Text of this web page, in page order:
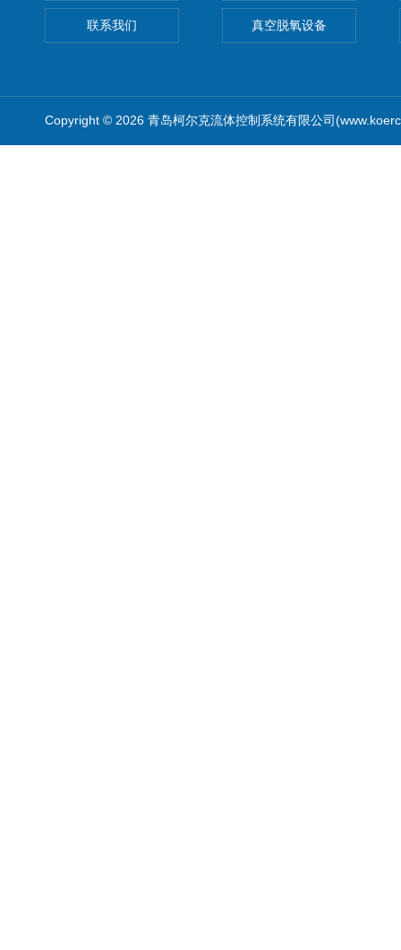
联系我们 真空脱氧设备
Copyright © 2026 青岛柯尔克流体控制系统有限公司